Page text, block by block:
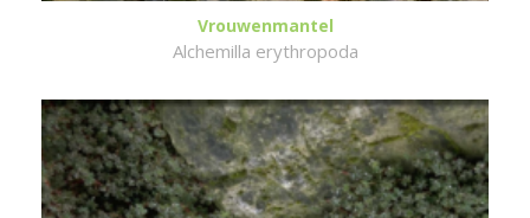
Vrouwenmantel
Alchemilla erythropoda